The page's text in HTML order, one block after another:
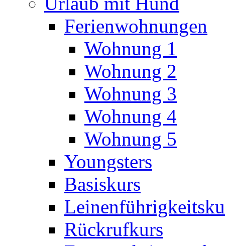
Ferienwohnungen
Wohnung 1
Wohnung 2
Wohnung 3
Wohnung 4
Wohnung 5
Youngsters
Basiskurs
Rückrufkurs